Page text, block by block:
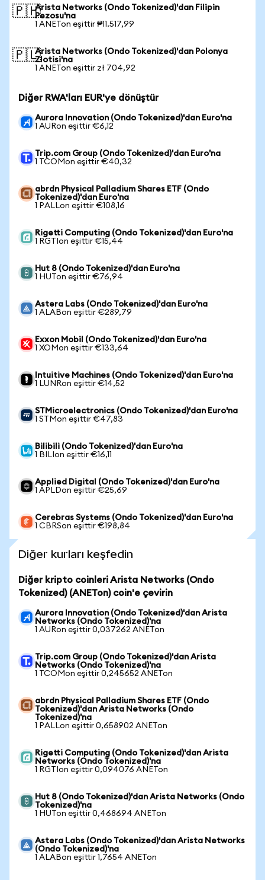
🇵🇭Arista Networks (Ondo Tokenized)'dan Filipin
Pezosu'na
1 ANETon eşittir ₱11.517,99
🇵🇱Arista Networks (Ondo Tokenized)'dan Polonya
Zlotisi'na
1 ANETon eşittir zł 704,92
Diğer RWA'ları EUR'ye dönüştür
Aurora Innovation (Ondo Tokenized)'dan Euro'na
1 AURon eşittir €6,12
Trip.com Group (Ondo Tokenized)'dan Euro'na
1 TCOMon eşittir €40,32
abrdn Physical Palladium Shares ETF (Ondo
Tokenized)'dan Euro'na
1 PALLon eşittir €108,16
Rigetti Computing (Ondo Tokenized)'dan Euro'na
1 RGTIon eşittir €15,44
Hut 8 (Ondo Tokenized)'dan Euro'na
1 HUTon eşittir €76,94
Astera Labs (Ondo Tokenized)'dan Euro'na
1 ALABon eşittir €289,79
Exxon Mobil (Ondo Tokenized)'dan Euro'na
1 XOMon eşittir €133,64
Intuitive Machines (Ondo Tokenized)'dan Euro'na
1 LUNRon eşittir €14,52
STMicroelectronics (Ondo Tokenized)'dan Euro'na
1 STMon eşittir €47,83
Bilibili (Ondo Tokenized)'dan Euro'na
1 BILIon eşittir €16,11
Applied Digital (Ondo Tokenized)'dan Euro'na
1 APLDon eşittir €25,69
Cerebras Systems (Ondo Tokenized)'dan Euro'na
1 CBRSon eşittir €198,84
Diğer kurları keşfedin
Diğer kripto coinleri Arista Networks (Ondo
Tokenized) (ANETon) coin'e çevirin
Aurora Innovation (Ondo Tokenized)'dan Arista
Networks (Ondo Tokenized)'na
1 AURon eşittir 0,037262 ANETon
Trip.com Group (Ondo Tokenized)'dan Arista
Networks (Ondo Tokenized)'na
1 TCOMon eşittir 0,245652 ANETon
abrdn Physical Palladium Shares ETF (Ondo
Tokenized)'dan Arista Networks (Ondo
Tokenized)'na
1 PALLon eşittir 0,658902 ANETon
Rigetti Computing (Ondo Tokenized)'dan Arista
Networks (Ondo Tokenized)'na
1 RGTIon eşittir 0,094076 ANETon
Hut 8 (Ondo Tokenized)'dan Arista Networks (Ondo
Tokenized)'na
1 HUTon eşittir 0,468694 ANETon
Astera Labs (Ondo Tokenized)'dan Arista Networks
(Ondo Tokenized)'na
1 ALABon eşittir 1,7654 ANETon